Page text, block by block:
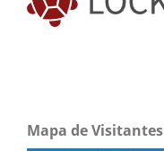
Mapa de Visitantes